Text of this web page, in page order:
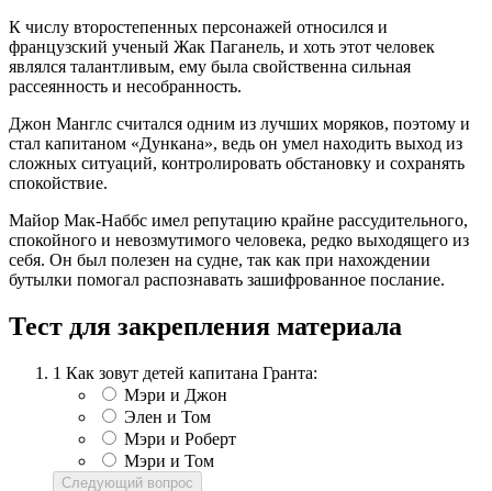
К числу второстепенных персонажей относился и
французский ученый Жак Паганель, и хоть этот человек
являлся талантливым, ему была свойственна сильная
рассеянность и несобранность.
Джон Манглс считался одним из лучших моряков, поэтому и
стал капитаном «Дункана», ведь он умел находить выход из
сложных ситуаций, контролировать обстановку и сохранять
спокойствие.
Майор Мак-Наббс имел репутацию крайне рассудительного,
спокойного и невозмутимого человека, редко выходящего из
себя. Он был полезен на судне, так как при нахождении
бутылки помогал распознавать зашифрованное послание.
Тест для закрепления материала
1 Как зовут детей капитана Гранта:
Мэри и Джон
Элен и Том
Мэри и Роберт
Мэри и Том
Следующий вопрос